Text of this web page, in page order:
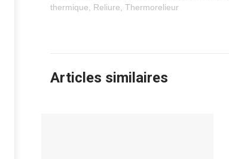
thermique
Reliure Thermorelieur
Articles similaires